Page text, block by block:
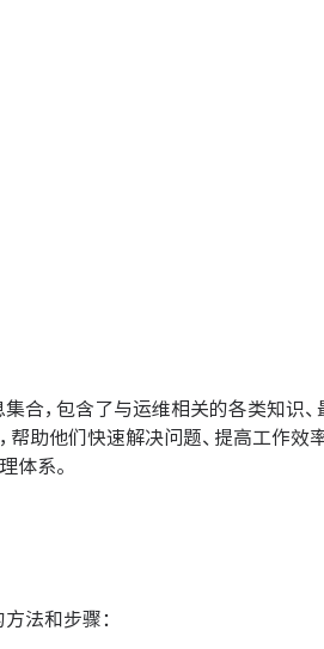
合，包含了与运维相关的各类知识
帮助他们快速解决问题、提高工作
体系。
法和步骤：